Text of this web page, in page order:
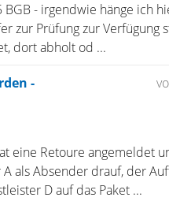
- irgendwie hänge ich
zur Prüfung zur Verfügung
dort abholt od ...
-
eine Retoure angemeldet
als Absender drauf, der
D auf das Paket ...